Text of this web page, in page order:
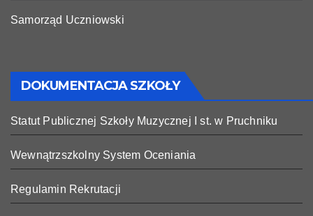
Samorząd Uczniowski
DOKUMENTACJA SZKOŁY
Statut Publicznej Szkoły Muzycznej I st. w Pruchniku
Wewnątrzszkolny System Oceniania
Regulamin Rekrutacji